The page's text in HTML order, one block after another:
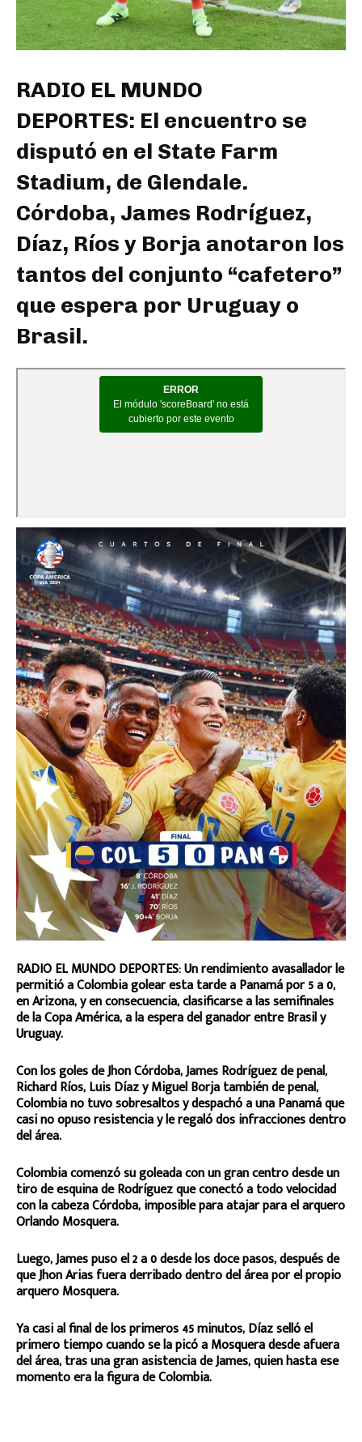
RADIO EL MUNDO
DEPORTES: El encuentro se
disputó en el State Farm
Stadium, de Glendale.
Córdoba, James Rodríguez,
Díaz, Ríos y Borja anotaron los
tantos del conjunto “cafetero”
que espera por Uruguay o
Brasil.
RADIO EL MUNDO DEPORTES: Un rendimiento avasallador le
permitió a Colombia golear esta tarde a Panamá por 5 a 0,
en Arizona, y en consecuencia, clasificarse a las semifinales
de la Copa América, a la espera del ganador entre Brasil y
Uruguay.
Con los goles de Jhon Córdoba, James Rodríguez de penal,
Richard Ríos, Luis Díaz y Miguel Borja también de penal,
Colombia no tuvo sobresaltos y despachó a una Panamá que
casi no opuso resistencia y le regaló dos infracciones dentro
del área.
Colombia comenzó su goleada con un gran centro desde un
tiro de esquina de Rodríguez que conectó a todo velocidad
con la cabeza Córdoba, imposible para atajar para el arquero
Orlando Mosquera.
Luego, James puso el 2 a 0 desde los doce pasos, después de
que Jhon Arias fuera derribado dentro del área por el propio
arquero Mosquera.
Ya casi al final de los primeros 45 minutos, Díaz selló el
primero tiempo cuando se la picó a Mosquera desde afuera
del área, tras una gran asistencia de James, quien hasta ese
momento era la figura de Colombia.